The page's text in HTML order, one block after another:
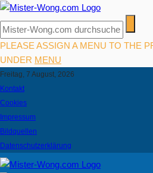
PLEASE ASSIGN A MENU TO THE
UNDER MENU
Freitag, 7 August, 2026
Kontakt
Cookies
Impressum
Bildquellen
Datenschutzerklärung